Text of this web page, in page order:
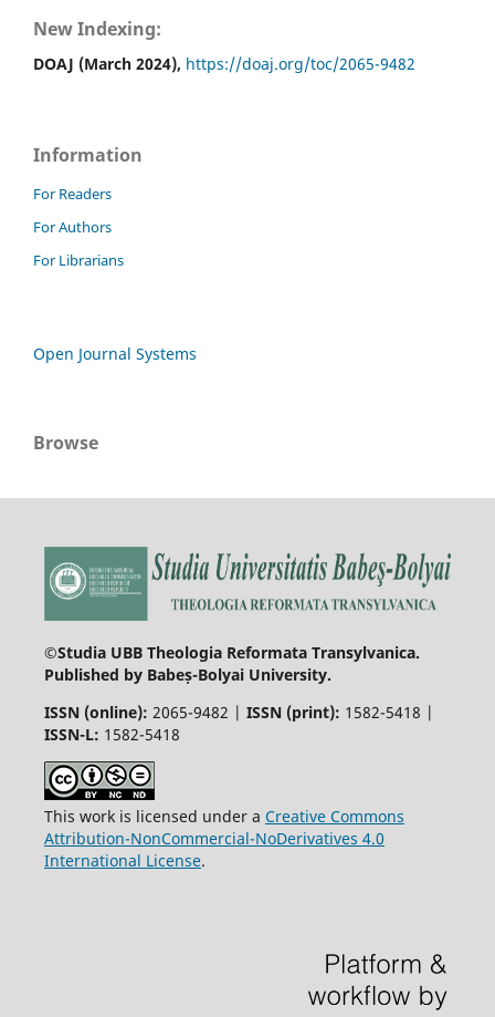
New Indexing:
DOAJ (March 2024), https://doaj.org/toc/2065-9482
Information
For Readers
For Authors
For Librarians
Open Journal Systems
Browse
©Studia UBB Theologia Reformata Transylvanica.
Published by Babeș-Bolyai University.
ISSN (online): 2065-9482 | ISSN (print): 1582-5418 |
ISSN-L: 1582-5418
This work is licensed under a Creative Commons
Attribution-NonCommercial-NoDerivatives 4.0
International License.